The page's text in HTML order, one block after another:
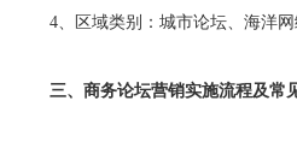
4、区域类别：城市论坛、海洋网
三、商务论坛营销实施流程及常